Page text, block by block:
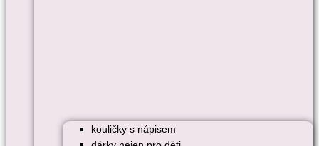
kouličky s nápisem